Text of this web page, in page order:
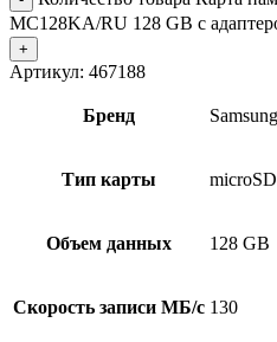
MC128KA/RU 128 GB с
Артикул: 467188
Бренд Samsung
Тип карты microSD
Объем данных 128 GB
Скорость записи МБ/с 130